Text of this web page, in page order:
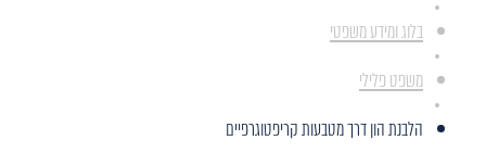
בלוג ומידע משפטי
משפט פלילי
הלבנת הון דרך מטבעות קריפטוגרפיים